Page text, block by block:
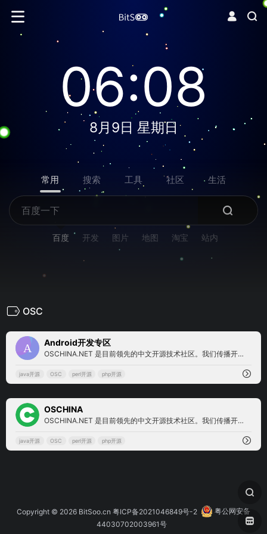
06:08
8月9日 星期日
常用 搜索 工具 社区 生活
百度 开发 图片 地图 淘宝 站内
OSC
Android开发专区
OSCHINA.NET 是目前领先的中文开源技术社区。我们传播开源的理念，推广开源项目，为 IT 开发者提供了一个发现、使用、并交流开源技术的平台
java开源 OSC perl开源 php开源
OSCHINA
OSCHINA.NET 是目前领先的中文开源技术社区。我们传播开源的理念，推广开源项目，为 IT 开发者提供了一个发现、使用、并交流开源技术的平台
java开源 OSC perl开源 php开源
Copyright © 2026 BitSoo.cn 粤ICP备2021046849号-2
粤公网安备
44030702003961号